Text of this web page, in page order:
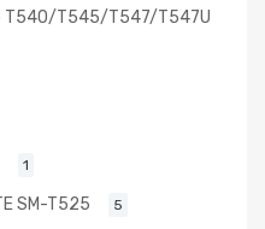
T540/T545/T547/T547U
1
SM-T525 5